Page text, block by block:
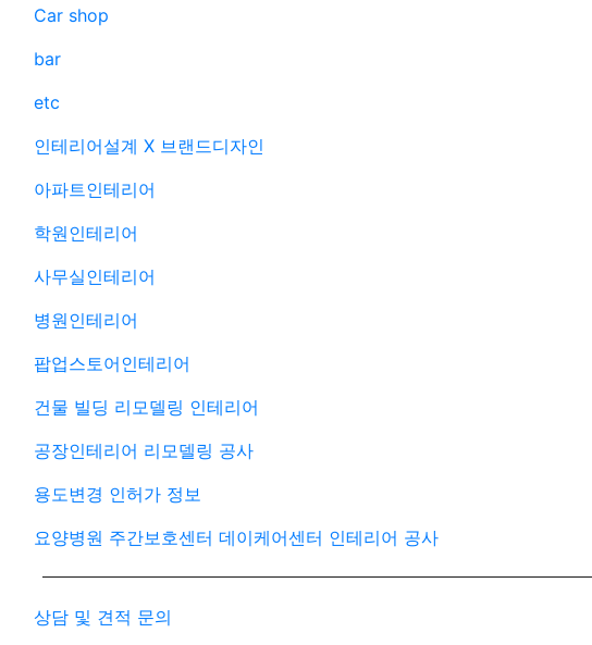
Car shop
bar
etc
인테리어설계 X 브랜드디자인
아파트인테리어
학원인테리어
사무실인테리어
병원인테리어
팝업스토어인테리어
건물 빌딩 리모델링 인테리어
공장인테리어 리모델링 공사
용도변경 인허가 정보
요양병원 주간보호센터 데이케어센터 인테리어 공사
상담 및 견적 문의